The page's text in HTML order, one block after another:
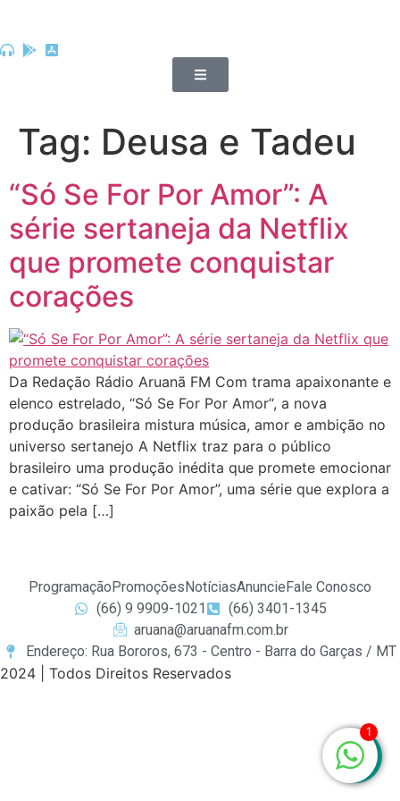
Tag: Deusa e Tadeu
“Só Se For Por Amor”: A
série sertaneja da Netflix
que promete conquistar
corações
Da Redação Rádio Aruanã FM Com trama apaixonante e
elenco estrelado, “Só Se For Por Amor“, a nova
produção brasileira mistura música, amor e ambição no
universo sertanejo A Netflix traz para o público
brasileiro uma produção inédita que promete emocionar
e cativar: “Só Se For Por Amor”, uma série que explora a
paixão pela […]
Programação Promoções NotíciasAnuncie Fale Conosco
(66) 9 9909-1021
(66) 3401-1345
aruana@aruanafm.com.br
Endereço: Rua Bororos, 673 - Centro - Barra do Garças / MT
2024 | Todos Direitos Reservados
1
starzbet